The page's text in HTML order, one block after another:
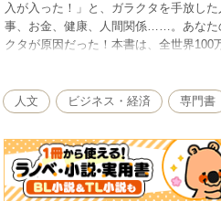
入が入った！」と、ガラクタを手放し
事、お金、健康、人間関係……。あなた
クタが原因だった！本書は、全世界100
てれば自分が見える』の著者カレン・
の」「自分の気持ちを下げるものはす
ど、太りやすくなる」「『いつか使う
な片付け嫌いな人も、読んだ瞬間から
いなし。「片付けられない」が一瞬で
人文 ビジネス・経済 専門書